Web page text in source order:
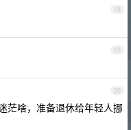
18
19
20
茫啥，准备退休给年轻人挪